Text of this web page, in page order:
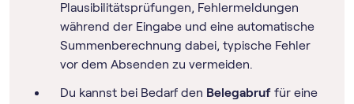
Plausibilitätsprüfungen, Fehlermeldungen
während der Eingabe und eine automatische
Summenberechnung dabei, typische Fehler
vor dem Absenden zu vermeiden.
Du kannst bei Bedarf den Belegabruf für eine